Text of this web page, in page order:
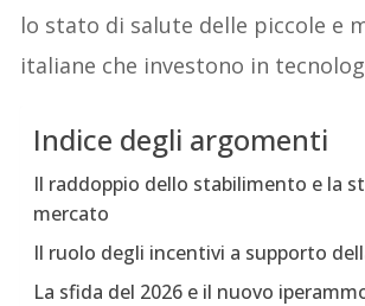
lo stato di salute delle piccole e
italiane che investono in
Indice degli argomenti
Il raddoppio dello stabilimento e la
mercato
Il ruolo degli incentivi a supporto
La sfida del 2026 e il nuovo